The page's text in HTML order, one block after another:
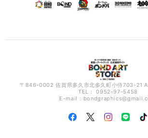
〒846-0002 佐賀県多久市北多久町小侍703-21
TEL： 0952-97-5458
E-mail：